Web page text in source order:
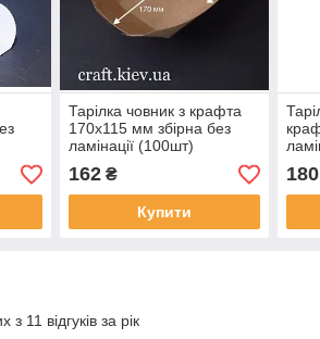
Тарілка човник з крафта
170х115 мм збірна без
ламінації (100шт)
162₴
Купити
180
11 відгуків за рік